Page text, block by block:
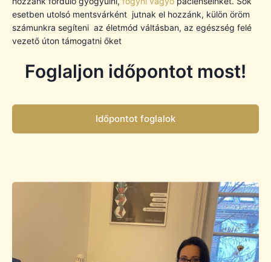
esetben utolsó mentsvárként jutnak el hozzánk, külön öröm
számunkra segíteni az életmód váltásban, az egészség felé
vezető úton támogatni őket
Foglaljon időpontot most!
Időpontot foglalok